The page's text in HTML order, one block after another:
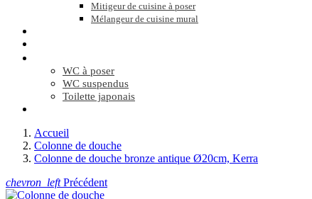
Mitigeur de cuisine à poser
Mélangeur de cuisine mural
WC à poser
WC suspendus
Toilette japonais
Accueil
Colonne de douche
Colonne de douche bronze antique Ø20cm, Kerra
chevron_leftPrécédent